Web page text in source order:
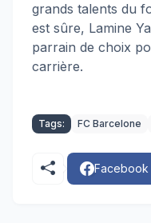
grands talents du
est sûre, Lamine
parrain de choix
carrière.
Tags: FC Barcelone
Facebook